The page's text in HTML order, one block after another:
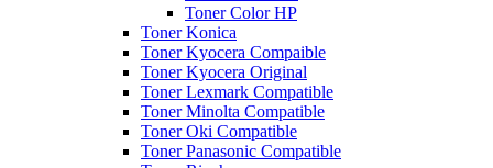
Toner Color HP
Toner Konica
Toner Kyocera Compaible
Toner Kyocera Original
Toner Lexmark Compatible
Toner Minolta Compatible
Toner Oki Compatible
Toner Panasonic Compatible